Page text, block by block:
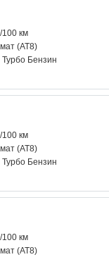
100 км
(AT8)
Турбо Бензин
100 км
(AT8)
Турбо Бензин
100 км
(AT8)